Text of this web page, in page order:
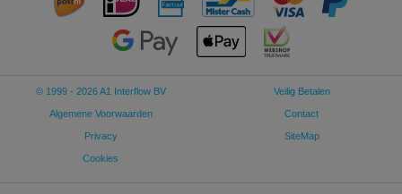
© 1999 - 2026 A1 Interflow BV
Algemene Voorwaarden
Privacy
Cookies
Veilig Betalen
Contact
SiteMap